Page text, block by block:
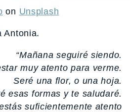
on Unsplash
Antonia.
“Mañana seguiré siendo.
muy atento para verme.
Seré una flor, o una hoja.
esas formas y te saludaré.
suficientemente atento